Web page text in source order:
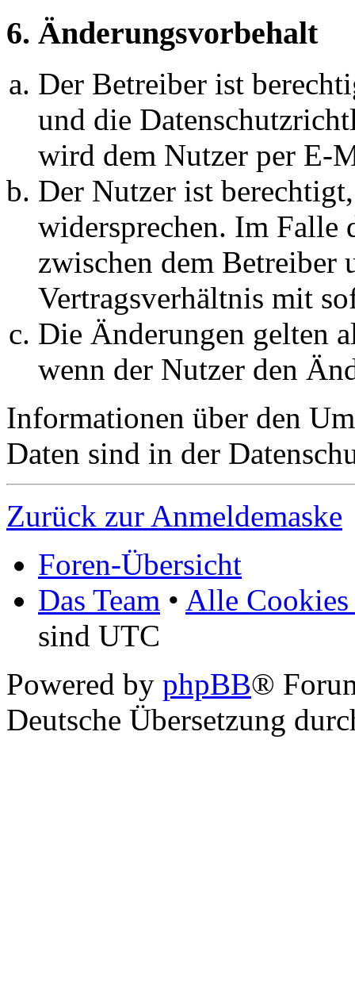
6. Änderungsvorbehalt
Der Betreiber ist
und die
wird dem Nutzer per E-
Der Nutzer ist
widersprechen. Im Falle
zwischen dem Betreiber
Vertragsverhältnis mit
Die Änderungen gelten
wenn der Nutzer den
Informationen über den
Daten sind in der
Zurück zur Anmeldemaske
Foren-Übersicht
Das Team • Alle Cookies
sind UTC
Powered by phpBB®
Deutsche Übersetzung